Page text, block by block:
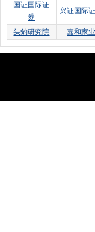
国证国际证
券
兴证国际
头豹研究院 嘉和家业